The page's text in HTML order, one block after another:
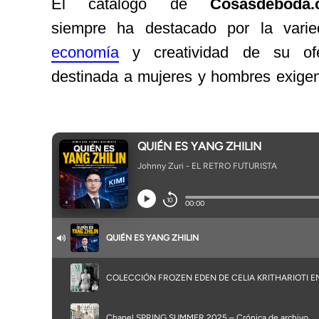
El catálogo de
siempre ha destacado por la
economía y creatividad de su
destinada a mujeres y hombres